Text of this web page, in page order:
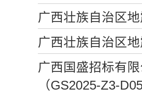
广西壮族自治区
广西壮族自治区
广西国盛招标有
（GS2025-Z3-